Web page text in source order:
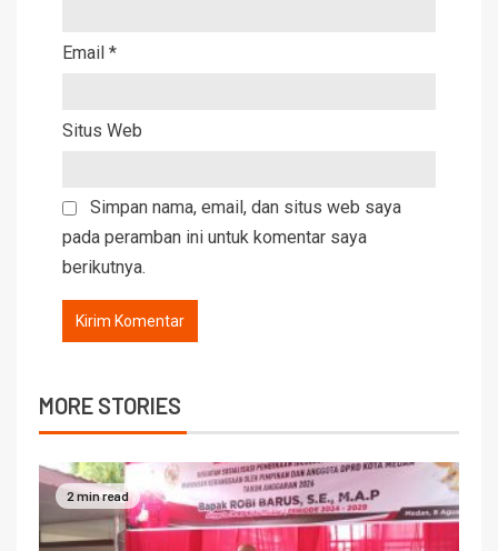
Email *
Situs Web
Simpan nama, email, dan situs web saya
pada peramban ini untuk komentar saya
berikutnya.
MORE STORIES
2 min read